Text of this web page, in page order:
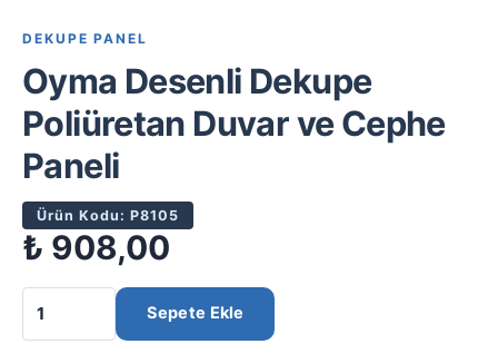
DEKUPE PANEL
Oyma Desenli Dekupe
Poliüretan Duvar ve Cephe
Paneli
Ürün Kodu: P8105
₺ 908,00
Sepete Ekle